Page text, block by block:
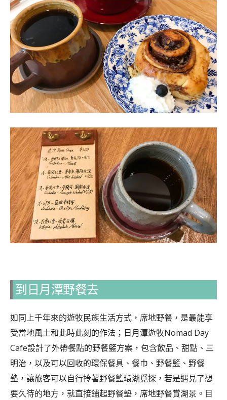
到日月潭野餐去
如同上千年來的遊牧民族生活方式，席地野餐，是最能享
受當地風土和此時此刻的作法；日月潭遊牧Nomad Day
Cafe設計了外帶餐點的野餐籃方案，包含飲品、甜點、三
明治，以及可以回收的環保餐具、餐巾、野餐籃、野餐
墊，讓旅客可以自行拎著野餐籃環湖覓探，若是遇見了想
要久待的地方，就直接鋪起野餐墊，席地野餐賞湖景。目